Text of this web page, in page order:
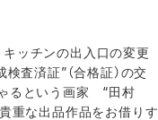
ッチンの出入口の変更
査済証”（合格証）の交
ゃるという画家 “田村
重な出品作品をお借りす